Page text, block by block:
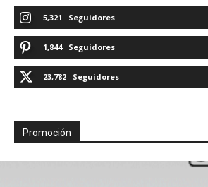
5,321 Seguidores
1,844 Seguidores
23,782 Seguidores
Promoción